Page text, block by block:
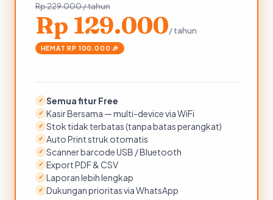
Rp 229.000 / tahun
Rp 129.000/ tahun
HEMAT RP 100.000 🎉
✓ Semua fitur Free
✓ Kasir Bersama — multi-device via WiFi
✓ Stok tidak terbatas (tanpa batas perangkat)
✓ Auto Print struk otomatis
✓ Scanner barcode USB / Bluetooth
✓ Export PDF & CSV
✓ Laporan lebih lengkap
✓ Dukungan prioritas via WhatsApp